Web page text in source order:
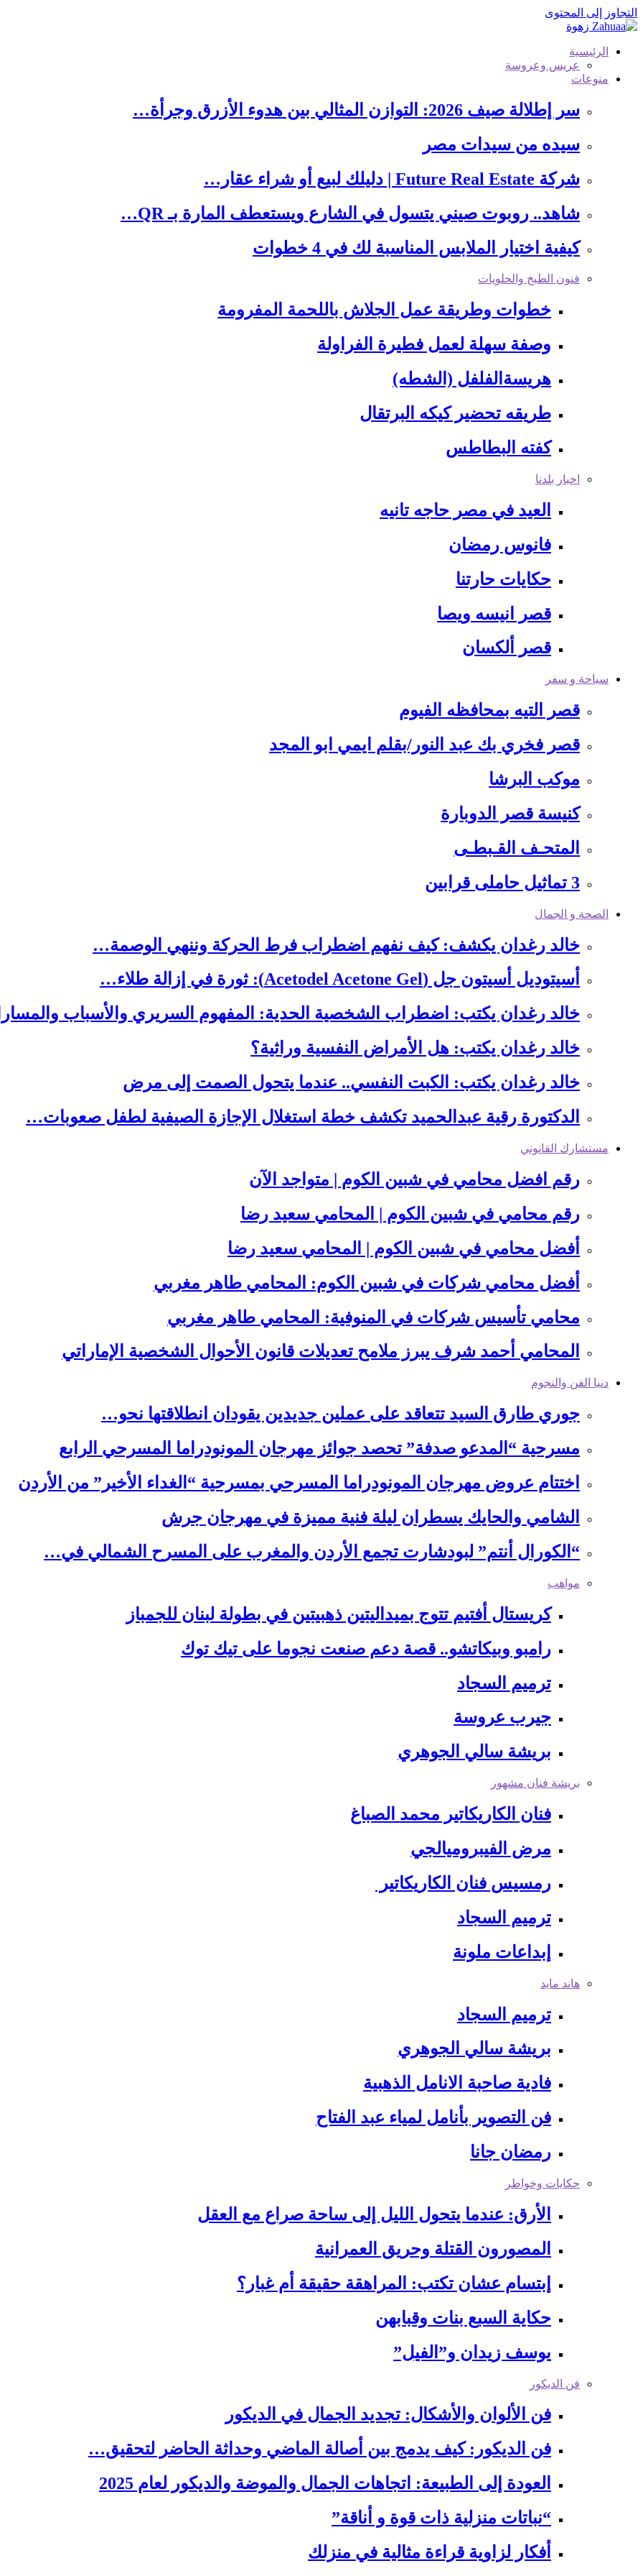
التجاوز إلى المحتوى
الرئيسية
عريس وعروسة
منوعات
سر إطلالة صيف 2026: التوازن المثالي بين هدوء الأزرق وجرأة…
سيده من سيدات مصر
شركة Future Real Estate | دليلك لبيع أو شراء عقار…
شاهد.. روبوت صيني يتسول في الشارع ويستعطف المارة بـ QR…
كيفية اختيار الملابس المناسبة لك في 4 خطوات
فنون الطبخ والحلويات
خطوات وطريقة عمل الجلاش باللحمة المفرومة
وصفة سهلة لعمل فطيرة الفراولة
هريسةالفلفل (الشطه)
طريقه تحضير كيكه البرتقال
كفته البطاطس
اخبار بلدنا
العيد في مصر حاجه تانيه
فانوس رمضان
حكايات حارتنا
قصر انيسه ويصا
قصر ألكسان
سياحة و سفر
قصر التيه بمحافظه الفيوم
قصر فخري بك عبد النور/بقلم ايمي ابو المجد
موكب البرشا
كنيسة قصر الدوبارة
المتحـف القـبطـى
3 تماثيل حاملى قرابين
الصحة و الجمال
خالد رغدان يكشف: كيف نفهم اضطراب فرط الحركة وننهي الوصمة…
أسيتوديل أسيتون جل (Acetodel Acetone Gel): ثورة في إزالة طلاء…
خالد رغدان يكتب: ​اضطراب الشخصية الحدية: المفهوم السريري والأسباب
خالد رغدان يكتب: هل الأمراض النفسية وراثية؟
خالد رغدان يكتب: الكبت النفسي.. عندما يتحول الصمت إلى مرض
الدكتورة رقية عبدالحميد تكشف خطة استغلال الإجازة الصيفية لطفل صعوبات…
مستشارك القانوني
رقم افضل محامي في شبين الكوم | متواجد الآن
رقم محامي في شبين الكوم | المحامي سعيد رضا
أفضل محامي في شبين الكوم | المحامي سعيد رضا
أفضل محامي شركات في شبين الكوم: المحامي طاهر مغربي
محامي تأسيس شركات في المنوفية: المحامي طاهر مغربي
المحامي أحمد شرف يبرز ملامح تعديلات قانون الأحوال الشخصية الإماراتي
دنيا الفن والنجوم
جوري طارق السيد تتعاقد على عملين جديدين يقودان انطلاقتها نحو…
مسرحية “المدعو صدفة” تحصد جوائز مهرجان المونودراما المسرحي الرابع
اختتام عروض مهرجان المونودراما المسرحي بمسرحية “الغداء الأخير” من الأردن
الشامي والحايك يسطران ليلة فنية مميزة في مهرجان جرش
“الكورال أنتم” لبودشارت تجمع الأردن والمغرب على المسرح الشمالي في…
مواهب
كريستال أفتيم تتوج بميداليتين ذهبيتين في بطولة لبنان للجمباز
رامبو وبيكاتشو.. قصة دعم صنعت نجوما على تيك توك
ترميم السجاد
جيرب عروسة
بريشة سالي الجوهري
بريشة فنان مشهور
فنان الكاريكاتير محمد الصباغ
مرض الفيبروميالجي
رمسيس فنان الكاريكاتير
ترميم السجاد
إبداعات ملونة
هاند مايد
ترميم السجاد
بريشة سالي الجوهري
فادية صاحبة الانامل الذهبية
فن التصوير بأنامل لمياء عبد الفتاح
رمضان جانا
حكايات وخواطر
الأرق: عندما يتحول الليل إلى ساحة صراع مع العقل
المصورون القتلة وحريق العمرانية
إبتسام عشان تكتب: المراهقة حقيقة أم غبار؟
حكاية السبع بنات وقبابهن
يوسف زيدان و”الفيل”
فن الديكور
فن الألوان والأشكال: تجديد الجمال في الديكور
فن الديكور: كيف يدمج بين أصالة الماضي وحداثة الحاضر لتحقيق…
العودة إلى الطبيعة: اتجاهات الجمال والموضة والديكور لعام 2025
“نباتات منزلية ذات قوة و أناقة”
أفكار لزاوية قراءة مثالية في منزلك